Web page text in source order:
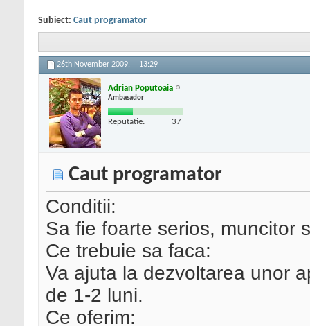
Subiect: Caut programator
26th November 2009, 13:29
Adrian Poputoaia
Ambasador
Reputatie: 37
Caut programator
Conditii:
Sa fie foarte serios, muncitor
Ce trebuie sa faca:
Va ajuta la dezvoltarea unor
de 1-2 luni.
Ce oferim: